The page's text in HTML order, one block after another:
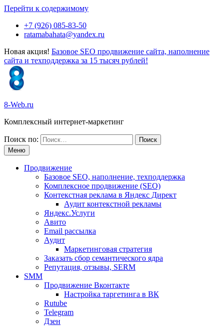
Перейти к содержимому
+7 (926) 085-83-50
ratamabahata@yandex.ru
Новая акция! Базовое SEO продвижение сайта, наполнение
сайта и техподдержка за 15 тысяч рублей!
8-Web.ru
Комплексный интернет-маркетинг
Поиск по:
Меню
Продвижение
Базовое SEO, наполнение, техподдержка
Комплексное продвижение (SEO)
Контекстная реклама в Яндекс Директ
Аудит контекстной рекламы
Яндекс.Услуги
Авито
Email рассылка
Аудит
Маркетинговая стратегия
Заказать сбор семантического ядра
Репутация, отзывы, SERM
SMM
Продвижение Вконтакте
Настройка таргетинга в ВК
Rutube
Telegram
Дзен